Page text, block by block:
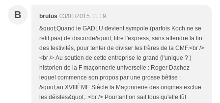
B brutus 03/01/2015 11:19
&quot;Quand le GADLU devient sympole (parfois Koch ne se
relit pas) de discorde&quot; titre l'express, sans attendre la fin
des festivités, pour tenter de diviser les frères de la CMF.<br />
<br /> Au soutien de cette entreprise le grand (l'unique ? )
historien de la F maçonnerie universelle : Roger Dachez
lequel commence son propos par une grosse bêtise :
&quot;au XVIIIÈME Siècle la Maçonnerie des origines exclue
les déistes&quot;. <br /> Pourtant on sait tous qu'elle fût